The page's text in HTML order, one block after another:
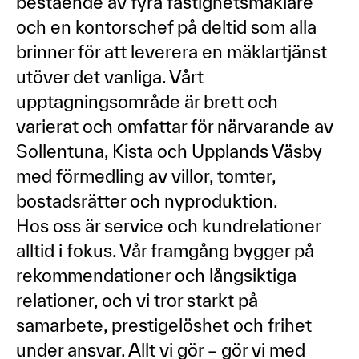
och en kontorschef på deltid som alla
brinner för att leverera en mäklartjänst
utöver det vanliga. Vårt
upptagningsområde är brett och
varierat och omfattar för närvarande av
Sollentuna, Kista och Upplands Väsby
med förmedling av villor, tomter,
bostadsrätter och nyproduktion.
Hos oss är service och kundrelationer
alltid i fokus. Vår framgång bygger på
rekommendationer och långsiktiga
relationer, och vi tror starkt på
samarbete, prestigelöshet och frihet
under ansvar. Allt vi gör – gör vi med